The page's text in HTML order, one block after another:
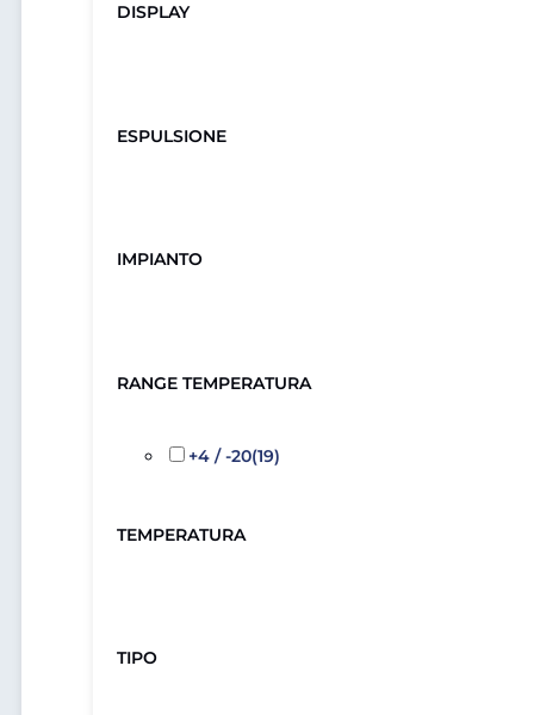
DISPLAY
ESPULSIONE
IMPIANTO
RANGE TEMPERATURA
+4 / -20(19)
TEMPERATURA
TIPO